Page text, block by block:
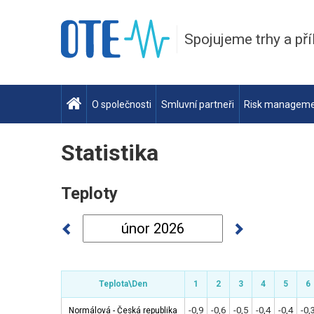
Spojujeme trhy a
O společnosti Smluvní partneři Risk
Statistika
Teploty
Teplota\Den 1 2 3 4 5 6
Normálová - Česká republika -0,9 -0,6 -0,5 -0,4 -0,4 -0,3
Teplota\Den
Normálová - Česká republika
Teplota\Den
Teplota\Den 1 2 3 4 5 6